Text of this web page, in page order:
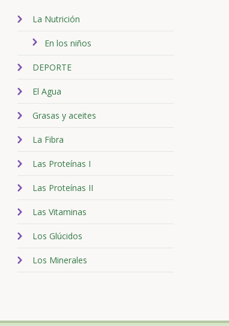
La Nutrición
En los niños
DEPORTE
El Agua
Grasas y aceites
La Fibra
Las Proteínas I
Las Proteínas II
Las Vitaminas
Los Glúcidos
Los Minerales